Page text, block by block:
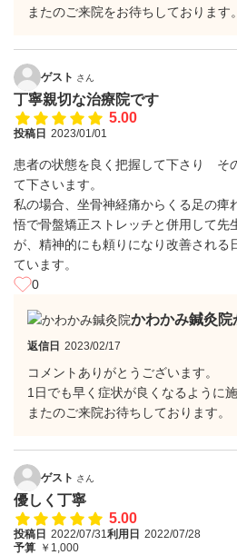
またのご来院をお待ちしております。
ゲスト さん
丁寧親切な治療院です
5.00
投稿日 2023/01/01
患者の状態を良く把握して下さり そ
て下さいます。
私の場合、坐骨神経痛からくる足の痺
悟で骨盤矯正ストレッチと併用して先
が、精神的にも頼りになり改善される
ています。
0
かわかみ鍼灸院
返信日 2023/02/17
コメントありがとうございます。
1日でも早く症状が良くなるように
またのご来院お待ちしております。
ゲスト さん
優しく丁寧
5.00
投稿日 2022/07/31利用日 2022/07/28
予算 ￥1,000